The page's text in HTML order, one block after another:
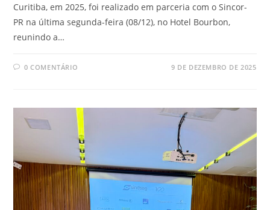
Curitiba, em 2025, foi realizado em parceria com o Sincor-
PR na última segunda-feira (08/12), no Hotel Bourbon,
reunindo a…
0 COMENTÁRIO 9 DE DEZEMBRO DE 2025